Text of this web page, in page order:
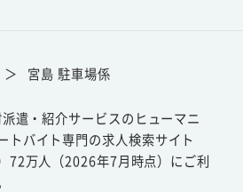
＞ 宮島 駐車場係
遣・紹介サービスのヒューマニ
トバイト専門の求人検索サイト
72万人（2026年7月時点）にご利